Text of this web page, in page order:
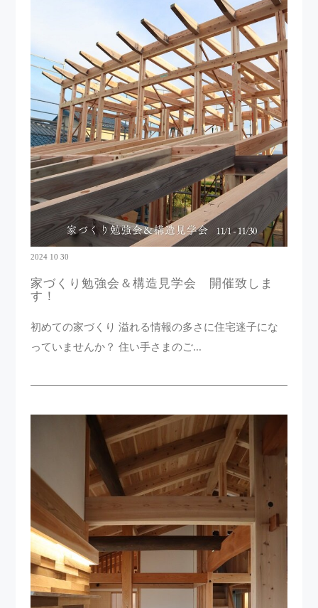
2024 10 30
家づくり勉強会＆構造見学会 開催致しま
す！
初めての家づくり 溢れる情報の多さに住宅迷子にな
っていませんか？ 住い手さまのご...